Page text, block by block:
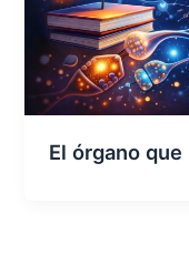
El órgano